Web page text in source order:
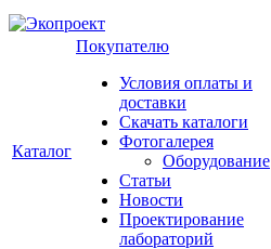
Каталог
Покупателю
Условия оплаты и
доставки
Скачать каталоги
Фотогалерея
Оборудование
Статьи
Новости
Проектирование
лабораторий